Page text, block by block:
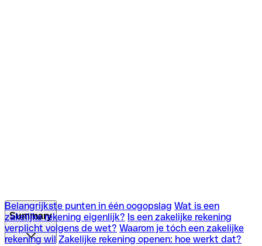
Belangrijkste punten in één oogopslag Wat is een
zakelijke rekening eigenlijk? Is een zakelijke rekening
verplicht volgens de wet? Waarom je tóch een zakelijke
rekening wil Zakelijke rekening openen: hoe werkt dat?
Summary